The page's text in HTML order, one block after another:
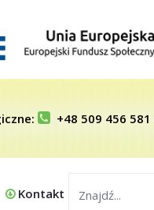
+48 509 456 581
Kontakt